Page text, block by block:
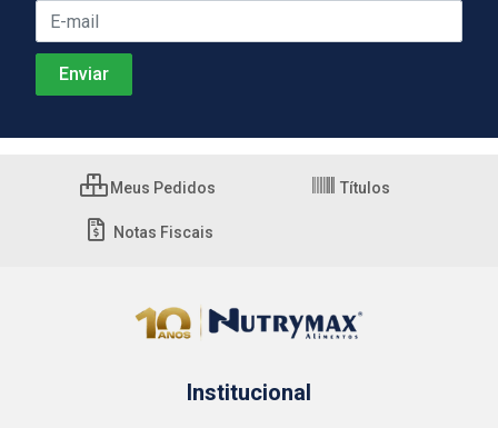
Meus Pedidos Títulos
Notas Fiscais
Institucional